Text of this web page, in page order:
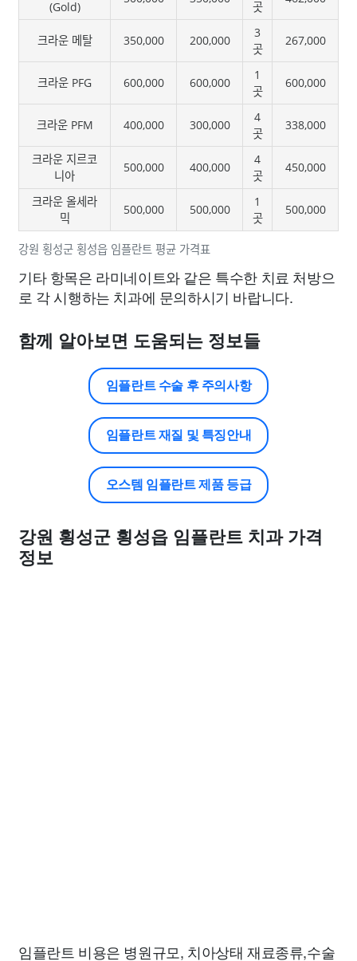
강원 횡성군 횡성읍 임플란트 평균 가격표
(Gold) 곳
크라운 메탈 350,000 200,000
3
곳
267,000
크라운 PFG 600,000 600,000
1
곳
600,000
크라운 PFM 400,000 300,000
4
곳
338,000
크라운 지르코
니아
500,000 400,000
4
곳
450,000
크라운 올세라
믹
500,000 500,000
1
곳
500,000
기타 항목은 라미네이트와 같은 특수한 치료 처방으
로 각 시행하는 치과에 문의하시기 바랍니다.
함께 알아보면 도움되는 정보들
임플란트 수술 후 주의사항
임플란트 재질 및 특징안내
오스템 임플란트 제품 등급
강원 횡성군 횡성읍 임플란트 치과 가격
정보
임플란트 비용은 병원규모, 치아상태 재료종류,수술